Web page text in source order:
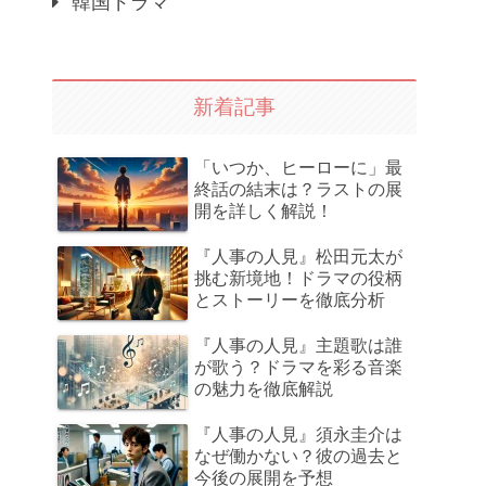
新着記事
「いつか、ヒーローに」最
終話の結末は？ラストの展
開を詳しく解説！
『人事の人見』松田元太が
挑む新境地！ドラマの役柄
とストーリーを徹底分析
『人事の人見』主題歌は誰
が歌う？ドラマを彩る音楽
の魅力を徹底解説
『人事の人見』須永圭介は
なぜ働かない？彼の過去と
今後の展開を予想